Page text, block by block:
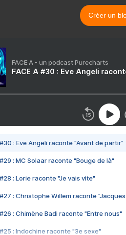
Créer un
FACE A - un podcast Purecharts
FACE A #30 : Eve Angeli
#30 : Eve Angeli raconte "Avant de partir"
#29 : MC Solaar raconte "Bouge de là"
#28 : Lorie raconte "Je vais vite"
#27 : Christophe Willem raconte
#26 : Chimène Badi raconte "Entre nous"
#25 : Indochine raconte "3e sexe"